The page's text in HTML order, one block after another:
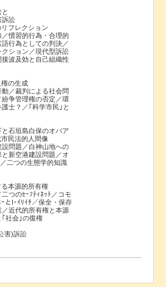
訟
フレクション
慣習的行為・合理的
行為としての判決／
ション／現代型訴訟
波及効と自己組織性
の生成
／裁判による社会問
争管理権の否定／環
士？／｢科学市民｣と
石垣島白保のオバア
民法的人間像
問題／白神山地への
新空港建設問題／オ
つの生態学的知識
本源的所有権
つのｾｰﾌﾃｨﾈｯﾄ／コモ
I･ｲﾘｲﾁ／保全・保存
近代的所有権と本源
社会｣の復権
害)訴訟